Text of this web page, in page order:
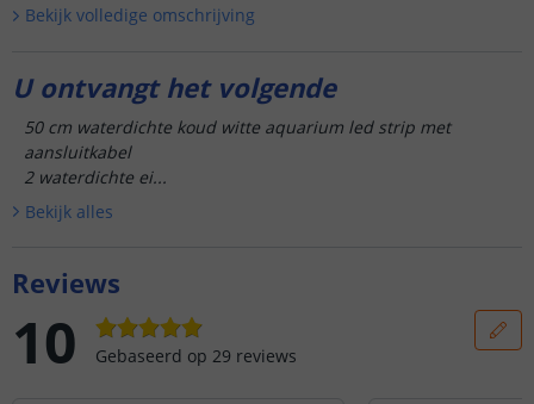
Bekijk volledige omschrijving
U ontvangt het volgende
50 cm waterdichte koud witte aquarium led strip met
aansluitkabel
2 waterdichte ei...
Bekijk alles
Reviews
10 Gebaseerd op 29 reviews